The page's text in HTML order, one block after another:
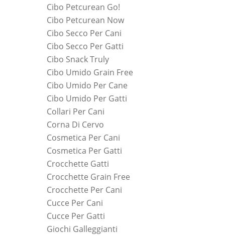
Cibo Petcurean Go!
Cibo Petcurean Now
Cibo Secco Per Cani
Cibo Secco Per Gatti
Cibo Snack Truly
Cibo Umido Grain Free
Cibo Umido Per Cane
Cibo Umido Per Gatti
Collari Per Cani
Corna Di Cervo
Cosmetica Per Cani
Cosmetica Per Gatti
Crocchette Gatti
Crocchette Grain Free
Crocchette Per Cani
Cucce Per Cani
Cucce Per Gatti
Giochi Galleggianti